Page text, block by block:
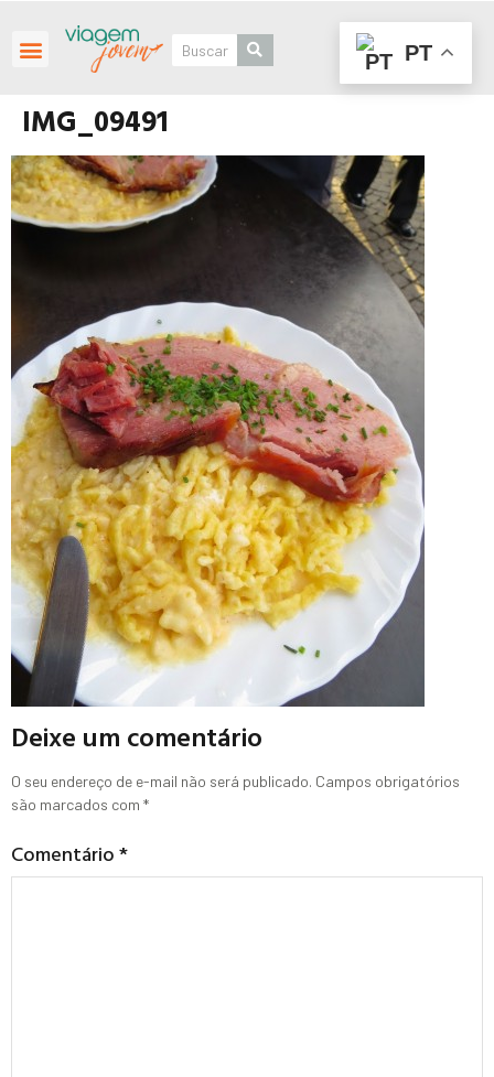
IMG_09491
Deixe um comentário
O seu endereço de e-mail não será publicado. Campos obrigatórios
são marcados com *
Comentário*
PT